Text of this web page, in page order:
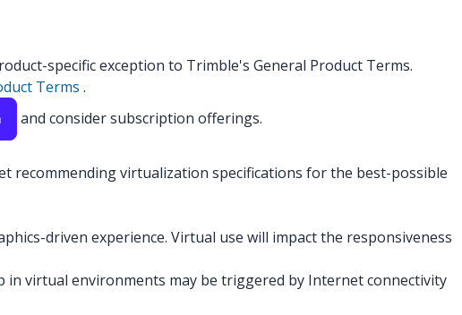
specific exception to Trimble's General Product Terms.
Terms .
and consider subscription offerings.
recommending virtualization specifications for the best-possible
driven experience. Virtual use will impact the responsiveness
in virtual environments may be triggered by Internet connectivity